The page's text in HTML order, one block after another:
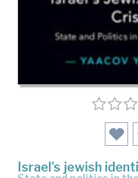
Israel's jewish